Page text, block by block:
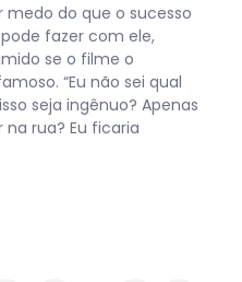
medo do que o sucesso
fazer com ele,
se o filme o
“Eu não sei qual
seja ingênuo? Apenas
rua? Eu ficaria